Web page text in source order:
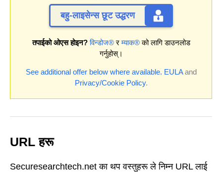
बहु-लाइसेन्स छूट उद्धरण
तपाईको ओएस होइन? विन्डोज®रम्याक®को लागि डाउनलोड
गर्नुहोस्।
See additional offer below where available. EULAand
Privacy/Cookie Policy.
URL हरू
Securesearchtech.net का थप वस्तुहरू ले निम्न URL लाई